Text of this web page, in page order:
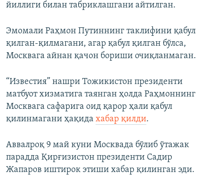
йиллиги билан табриклашгани айтилган.
Эмомали Раҳмон Путиннинг таклифини қабул
қилган-қилмагани, агар қабул қилган бўлса,
Москвага айнан қачон бориши очиқланмаган.
“Известия” нашри Тожикистон президенти
матбуот хизматига таянган ҳолда Раҳмоннинг
Москвага сафарига оид қарор ҳали қабул
қилинмагани ҳақида хабар қилди.
Аввалроқ 9 май куни Москвада бўлиб ўтажак
парадда Қирғизистон президенти Садир
Жапаров иштирок этиши хабар қилинган эди.